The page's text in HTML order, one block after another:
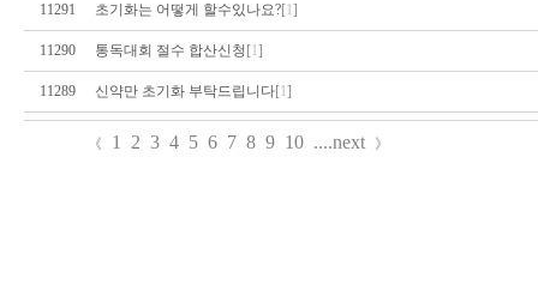
11291 초기화는 어떻게 할수있나요?[1]
11290 통독대회 절수 합산신청 [1]
11289 신약만 초기화 부탁드립니다[1]
《 1 2 3 4 5 6 7 8 9 10 ....next 》